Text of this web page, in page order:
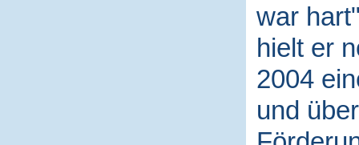
war
hielt er
2004
und